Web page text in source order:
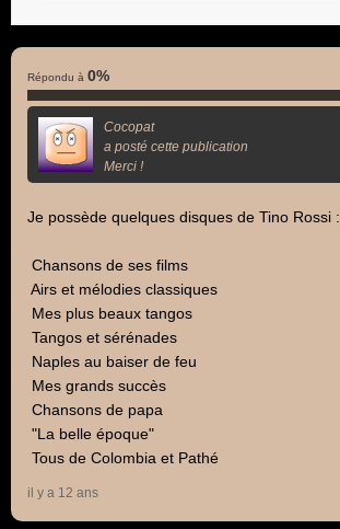
Répondu à 0%
Cocopat
a posté cette publication
Merci !
Je possède quelques disques de Tino Rossi :
 Chansons de ses films
 Airs et mélodies classiques
 Mes plus beaux tangos
 Tangos et sérénades
 Naples au baiser de feu
 Mes grands succès
 Chansons de papa
 "La belle époque"
 Tous de Colombia et Pathé
il y a 12 ans